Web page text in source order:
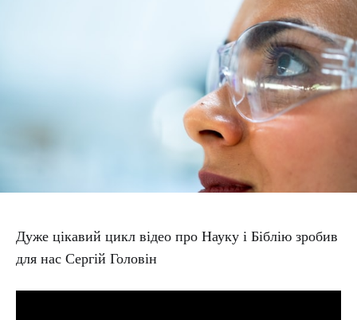
Дуже цікавий цикл відео про Науку і Біблію зробив
для нас Сергій Головін